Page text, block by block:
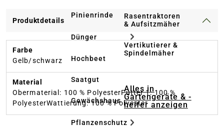
Pinienrinde
Dünger
Hochbeet
Saatgut
Gewächshaus
Pflanzenschutz
Rasentraktoren
& Aufsitzmäher
Vertikutierer &
Spindelmäher
Alles in
Gartengeräte & -
helfer anzeigen
Produktdetails
Farbe
Gelb/schwarz
Material
Obermaterial: 100 % PolyesterFutter 1: 100 %
PolyesterWattierung: 100 % Polyester